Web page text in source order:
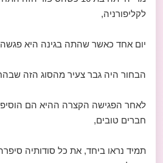
לקליפורניה,
יום אחד כאשר שהתה בגינה היא פגשה
הבחור היה גבר צעיר מהסוג הזה
לאחר הפגישה הקצרה ההיא הם
חברים טובים,
תמיד נראו ביחד, את כל סודותיה